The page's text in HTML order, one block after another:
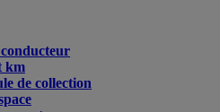
km
de collection